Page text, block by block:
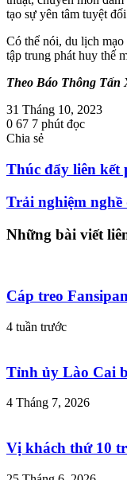
tạo sự yên tâm tuyệt
Có thể nói, du lịch
tập trung phát huy thế
Theo Báo Thông Tấn
31 Tháng 10, 2023
0 67 7 phút đọc
Chia sẻ
sẻ
email
Thúc đẩy liên kết
Trải nghiệm
Những bài viết
Cáp treo
4 tuần trước
Tỉnh ủy Lào Cai
4 Tháng 7, 2026
Vị khách thứ 10